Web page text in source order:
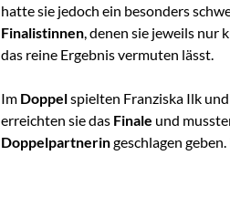
hatte sie jedoch ein besonders
Finalistinnen , denen sie jeweils
das reine Ergebnis vermuten lässt.
Im Doppelspielten Franziska Ilk
erreichten sie das Finale und
Doppelpartneringeschlagen